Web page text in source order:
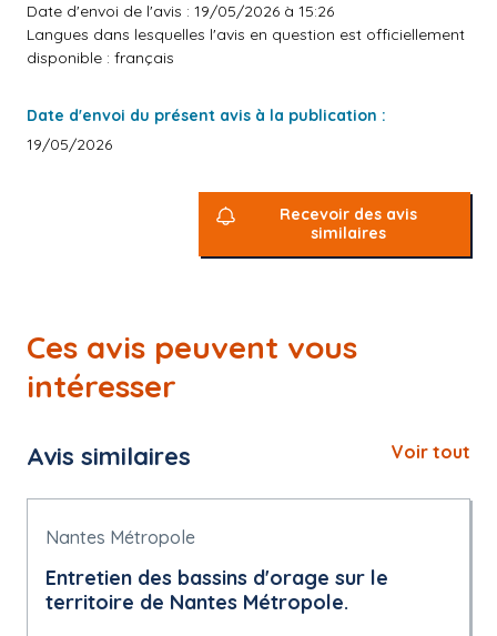
Date d'envoi de l'avis : 19/05/2026 à 15:26
Langues dans lesquelles l'avis en question est officiellement
disponible : français
Date d'envoi du présent avis à la publication :
19/05/2026
Recevoir des avis
similaires
Ces avis peuvent vous
intéresser
Avis similaires Voir tout
Nantes Métropole
Entretien des bassins d'orage sur le
territoire de Nantes Métropole.